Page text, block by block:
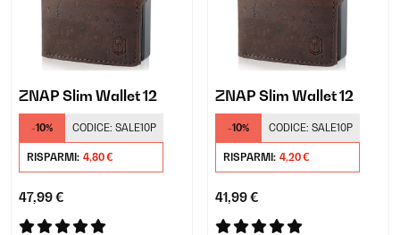
ZNAP Slim Wallet 12
-10% CODICE: SALE10P
RISPARMI: 4,80 €
47,99 €
ZNAP Slim Wallet 12
-10% CODICE: SALE10P
RISPARMI: 4,20 €
41,99 €